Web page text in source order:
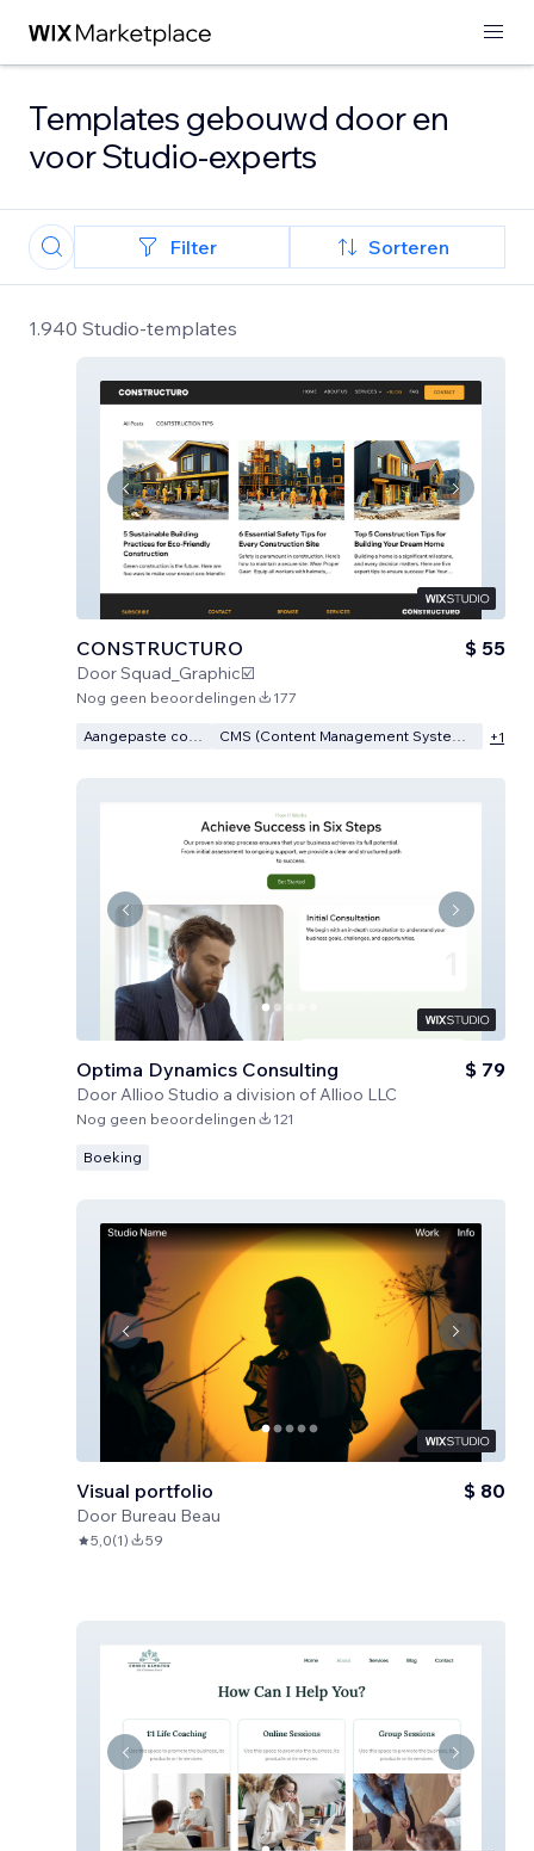
Templates gebouwd door en
voor Studio-experts
Filter Sorteren
1.940 Studio-templates
CONSTRUCTURO
DoorSquad_Graphic☑️
$ 55
Nog geen beoordelingen 177
Aangepaste code CMS (Content Management Systeem) +1
Optima Dynamics Consulting
DoorAllioo Studio a division of Allioo LLC
$ 79
Nog geen beoordelingen 121
Boeking
Visual portfolio
Door Bureau Beau
$ 80
5,0(1) 59